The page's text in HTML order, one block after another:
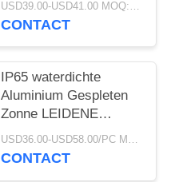
USD39.00-USD41.00 MOQ:1pc
CONTACT
IP65 waterdichte
Aluminium Gespleten
Zonne LEIDENE
100W 200w 300w 400w
USD36.00-USD58.00/PC MOQ:1pcs
CONTACT